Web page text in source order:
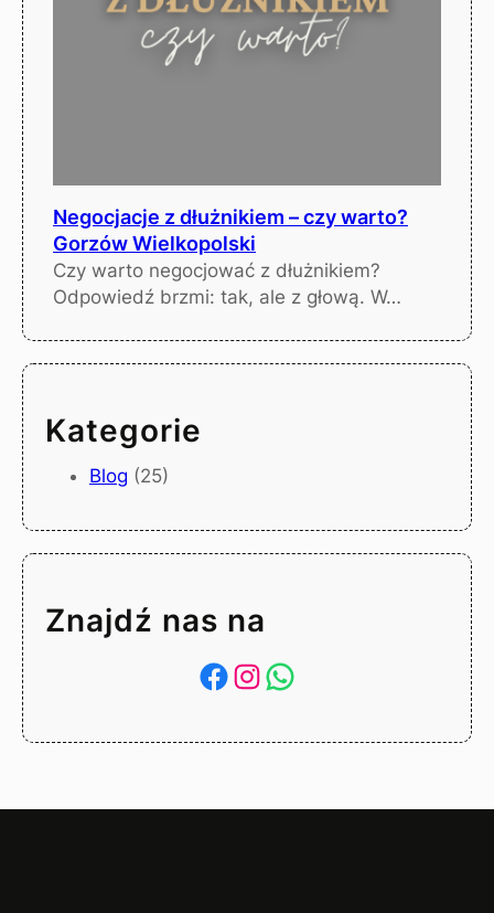
Negocjacje z dłużnikiem – czy warto?
Gorzów Wielkopolski
Czy warto negocjować z dłużnikiem?
Odpowiedź brzmi: tak, ale z głową. W…
Kategorie
Blog (25)
Znajdź nas na
Facebook Instagram WhatsApp